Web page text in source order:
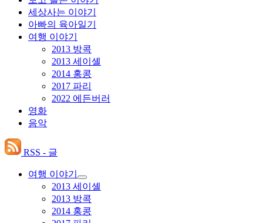
세상사는 이야기
아빠의 육아일기
여행 이야기
2013 방콕
2013 세이셸
2014 홍콩
2017 파리
2022 에든버러
영화
음악
RSS - 글
여행 이야기
하
위
메
뉴
2013 세이셸
2013 방콕
2014 홍콩